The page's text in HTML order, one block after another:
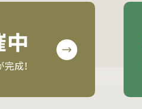
中
成！